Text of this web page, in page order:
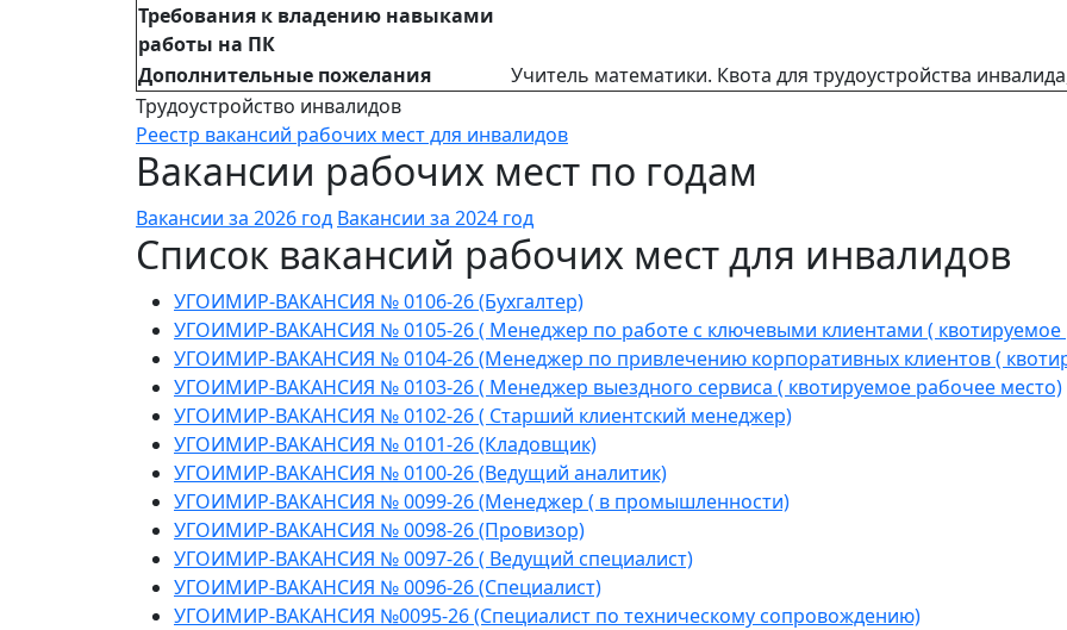
Требования к владению навыками
работы на ПК
Дополнительные пожелания
Учитель математики. Квота для трудоустройства
Трудоустройство инвалидов
Реестр вакансий рабочих мест для инвалидов
Вакансии рабочих мест по годам
Вакансии за 2026 год Вакансии за 2024 год
Список вакансий рабочих мест для инвалидов
УГОИМИР-ВАКАНСИЯ № 0106-26 (Бухгалтер)
УГОИМИР-ВАКАНСИЯ № 0105-26 ( Менеджер по работе с ключевыми клиентами ( квотируемое
УГОИМИР-ВАКАНСИЯ № 0104-26 (Менеджер по привлечению корпоративных клиентов (
УГОИМИР-ВАКАНСИЯ № 0103-26 ( Менеджер выездного сервиса ( квотируемое рабочее место)
УГОИМИР-ВАКАНСИЯ № 0102-26 ( Старший клиентский менеджер)
УГОИМИР-ВАКАНСИЯ № 0101-26 (Кладовщик)
УГОИМИР-ВАКАНСИЯ № 0100-26 (Ведущий аналитик)
УГОИМИР-ВАКАНСИЯ № 0099-26 (Менеджер ( в промышленности)
УГОИМИР-ВАКАНСИЯ № 0098-26 (Провизор)
УГОИМИР-ВАКАНСИЯ № 0097-26 ( Ведущий специалист)
УГОИМИР-ВАКАНСИЯ № 0096-26 (Специалист)
УГОИМИР-ВАКАНСИЯ №0095-26 (Cпециалист по техническому сопровождению)